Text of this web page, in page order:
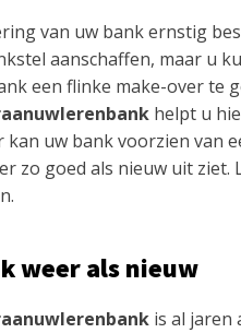
van uw bank ernstig
aanschaffen, maar u
een flinke make-over te
helpt u
kan uw bank voorzien van
zo goed als nieuw uit ziet.
weer als nieuw
is al jaren